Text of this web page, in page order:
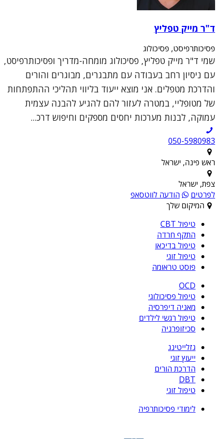
ד"ר מייק טפליץ
פסיכותרפיסט, פסיכולוג
שמי ד"ר מייק טפליץ, פסיכולוג מומחה-מדריך ופסיכותרפיסט,
עם ניסיון רחב בעבודה עם מתבגרים, מבוגרים והורים
והדרכת מטפלים. אני מוצא ייעוד בליווי תהליכי ההתפתחות
של מטופליי, במטרה לעזור להם להגיע להבנה עצמית
עמוקה, לבנות מערכות יחסים מספקים וחיפוש דרכ...
050-5980983
ראש פינה, ישראל
צפת, ישראל
לפרטים
הודעה לווטסאפ
המיקום שלך
טיפול CBT
התקף חרדה
טיפול בדיכאו
טיפול זוגי
פוסט טראומה
OCD
טיפול פסיכולוגי
מאניה דיפרסיה
טיפול רגשי לילדים
סכיזופרניה
גזלייטינג
ייעוץ זוגי
הדרכת הורים
DBT
טיפול זוגי
לימודי פסיכותרפיה